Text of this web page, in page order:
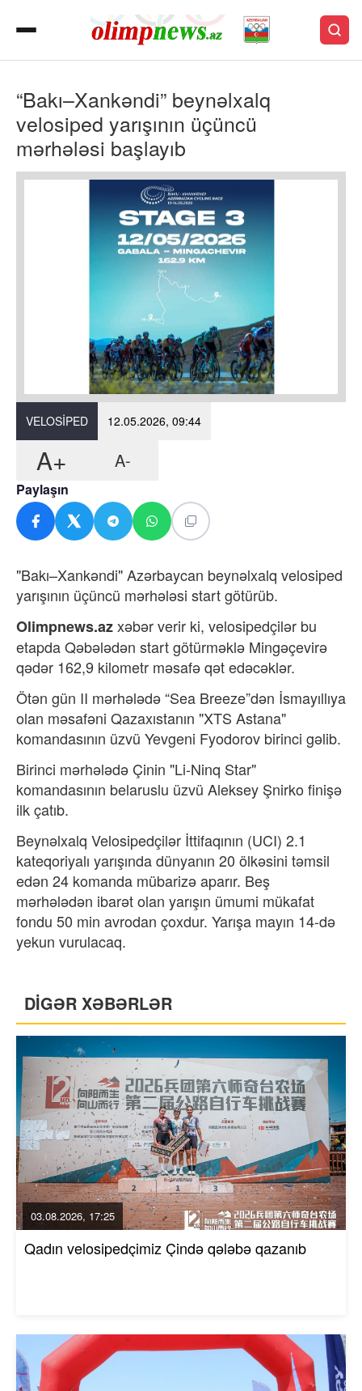
“Bakı–Xankəndi” beynəlxalq
velosiped yarışının üçüncü
mərhələsi başlayıb
VELOSIPED 12.05.2026, 09:44
A+ A-
Paylaşın
"Bakı–Xankəndi" Azərbaycan beynəlxalq velosiped
yarışının üçüncü mərhələsi start götürüb.
Olimpnews.azxəbər verir ki, velosipedçilər bu
etapda Qəbələdən start götürməklə Mingəçevirə
qədər 162,9 kilometr məsafə qət edəcəklər.
Ötən gün II mərhələdə “Sea Breeze”dən İsmayıllıya
olan məsafəni Qazaxıstanın "XTS Astana"
komandasının üzvü Yevgeni Fyodorov birinci gəlib.
Birinci mərhələdə Çinin "Li-Ninq Star"
komandasının belaruslu üzvü Aleksey Şnirko finişə
ilk çatıb.
Beynəlxalq Velosipedçilər İttifaqının (UCI) 2.1
kateqoriyalı yarışında dünyanın 20 ölkəsini təmsil
edən 24 komanda mübarizə aparır. Beş
mərhələdən ibarət olan yarışın ümumi mükafat
fondu 50 min avrodan çoxdur. Yarışa mayın 14-də
yekun vurulacaq.
DİGƏR XƏBƏRLƏR
03.08.2026, 17:25
Qadın velosipedçimiz Çində qələbə qazanıb